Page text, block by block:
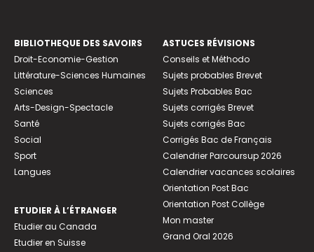
BIBLIOTHEQUE DES SAVOIRS
Droit-Economie-Gestion
Littérature-Sciences Humaines
Sciences
Arts-Design-Spectacle
Santé
Social
Sport
Langues
ETUDIER À L’ÉTRANGER
Etudier au Canada
Etudier en Suisse
ASTUCES RÉVISIONS
Conseils et Méthodo
Sujets probables Brevet
Sujets Probables Bac
Sujets corrigés Brevet
Sujets corrigés Bac
Corrigés Bac de Français
Calendrier Parcoursup 2026
Calendrier vacances scolaires
Orientation Post Bac
Orientation Post Collège
Mon master
Grand Oral 2026